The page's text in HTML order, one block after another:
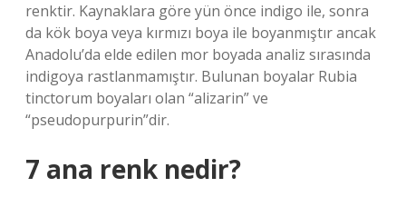
renktir. Kaynaklara göre yün önce indigo ile, sonra
da kök boya veya kırmızı boya ile boyanmıştır ancak
Anadolu’da elde edilen mor boyada analiz sırasında
indigoya rastlanmamıştır. Bulunan boyalar Rubia
tinctorum boyaları olan “alizarin” ve
“pseudopurpurin”dir.
7 ana renk nedir?